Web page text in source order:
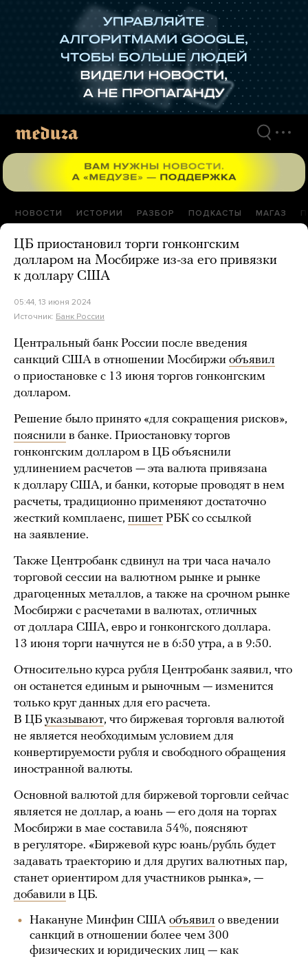
НОВОСТИ ИСТОРИИ РАЗБОР ПОДКАСТЫ МАГАЗ
ЦБ приостановил торги гонконгским
долларом на Мосбирже из-за его привязки
к доллару США
05:44, 13 июня 2024
Источник: Банк России
Центральный банк России после введения
санкций США в отношении Мосбиржи объявил
о приостановке с 13 июня торгов гонконгским
долларом.
Решение было принято «для сокращения рисков»,
пояснили в банке. Приостановку торгов
гонконгским долларом в ЦБ объяснили
удлинением расчетов — эта валюта привязана
к доллару США, и банки, которые проводят в нем
расчеты, традиционно применяют достаточно
жесткий комплаенс, пишет РБК со ссылкой
на заявление.
Также Центробанк сдвинул на три часа начало
торговой сессии на валютном рынке и рынке
драгоценных металлов, а также на срочном рынке
Мосбиржи с расчетами в валютах, отличных
от доллара США, евро и гонконгского доллара.
13 июня торги начнутся не в 6:50 утра, а в 9:50.
Относительно курса рубля Центробанк заявил, что
он останется единым и рыночным — изменится
только круг данных для его расчета.
В ЦБ указывают, что биржевая торговля валютой
не является необходимым условием для
конвертируемости рубля и свободного обращения
иностранной валюты.
Основной валютой для биржевой торговли сейчас
является не доллар, а юань — его доля на торгах
Мосбиржи в мае составила 54%, поясняют
в регуляторе. «Биржевой курс юань/рубль будет
задавать траекторию и для других валютных пар,
станет ориентиром для участников рынка», —
добавили в ЦБ.
Накануне Минфин США объявил о введении
санкций в отношении более чем 300
физических и юридических лиц — как